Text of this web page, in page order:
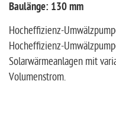
Baulänge: 130 mm
Hocheffizienz-
Hocheffizienz-
Solarwärmeanlagen mit
Volumenstrom.